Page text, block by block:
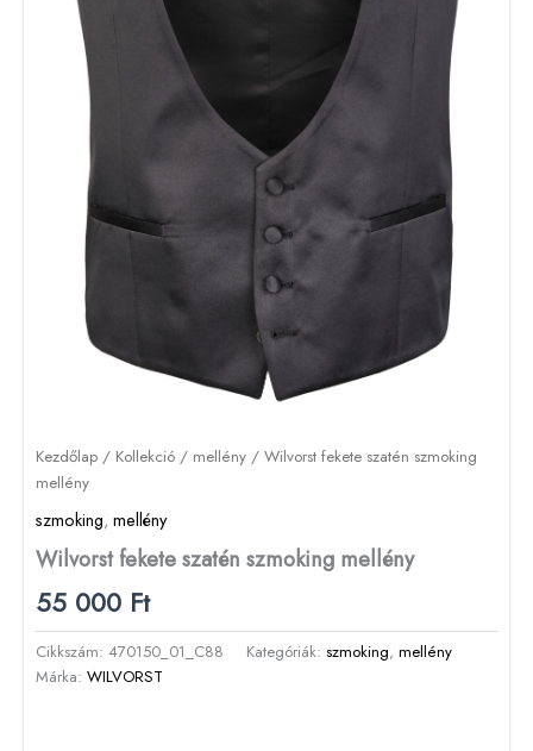
Kezdőlap / Kollekció / mellény / Wilvorst fekete szatén szmoking
mellény
szmoking, mellény
Wilvorst fekete szatén szmoking mellény
55 000 Ft
Cikkszám: 470150_01_C88 Kategóriák: szmoking, mellény
Márka: WILVORST